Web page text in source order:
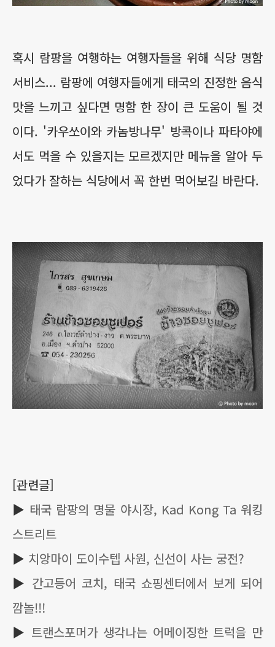
혹시 람팡을 여행하는 여행자들을 위해 식당 명함
서비스... 람팡에 여행자들에게 태국의 진정한 음식
맛을 느끼고 싶다면 명함 한 장이 큰 도움이 될 것
이다. '카우쏘이와 카놈방나무' 방콕이나 파타야에
서도 먹을 수 있을지는 모르겠지만 메뉴을 알아 두
었다가 잘하는 식당에서 꼭 한번 먹어보길 바란다.
[관련글]
▶ 태국 람팡의 명물 야시장, Kad Kong Ta 워킹
스트리트
▶ 치앙마이 도이수텝 사원, 신선이 사는 궁전?
▶ 간고등어 코치, 태국 쇼핑센터에서 보게 되어
깜놀!!!
▶ 트랜스포머가 생각나는 어메이징한 트럭을 만